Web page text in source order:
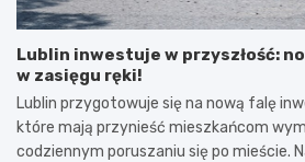
Lublin inwestuje w przyszłość:
w zasięgu ręki!
Lublin przygotowuje się na nową falę
które mają przynieść mieszkańcom
codziennym poruszaniu się po mieście.